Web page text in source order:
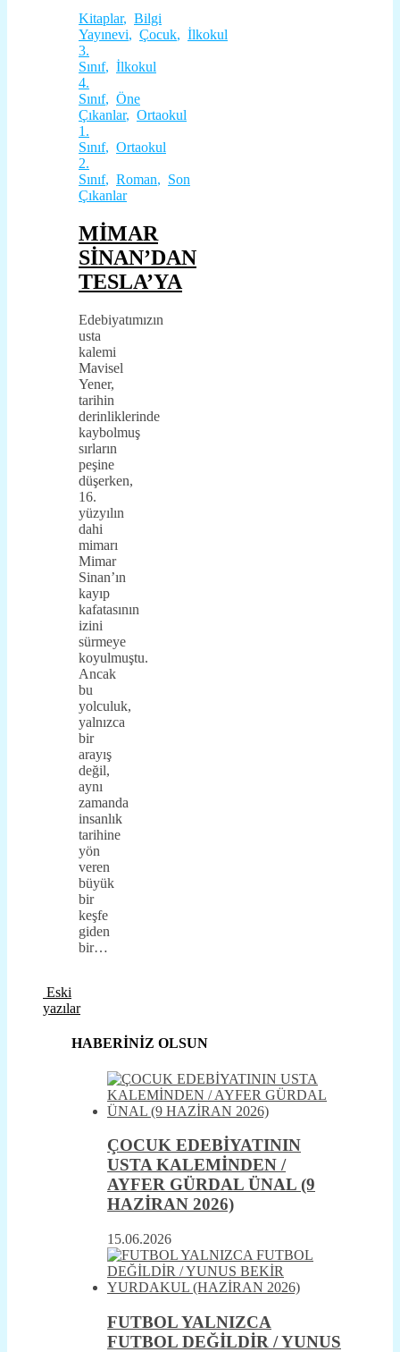
Kitaplar, Bilgi
Yayınevi, Çocuk, İlkokul
3.
Sınıf, İlkokul
4.
Sınıf, Öne
Çıkanlar, Ortaokul
1.
Sınıf, Ortaokul
2.
Sınıf, Roman, Son
Çıkanlar
MİMAR
SİNAN’DAN
TESLA’YA
Edebiyatımızın
usta
kalemi
Mavisel
Yener,
tarihin
derinliklerinde
kaybolmuş
sırların
peşine
düşerken,
16.
yüzyılın
dahi
mimarı
Mimar
Sinan’ın
kayıp
kafatasının
izini
sürmeye
koyulmuştu.
Ancak
bu
yolculuk,
yalnızca
bir
arayış
değil,
aynı
zamanda
insanlık
tarihine
yön
veren
büyük
bir
keşfe
giden
bir…
Eski
yazılar
HABERİNİZ OLSUN
ÇOCUK EDEBİYATININ
USTA KALEMİNDEN /
AYFER GÜRDAL ÜNAL (9
HAZİRAN 2026)
15.06.2026
FUTBOL YALNIZCA
FUTBOL DEĞİLDİR / YUNUS